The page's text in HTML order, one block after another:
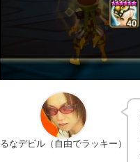
るなデビル（自由でラッキー）